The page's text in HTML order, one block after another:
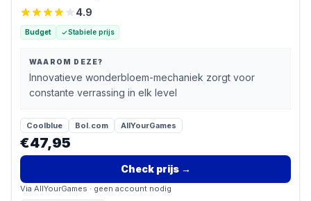
4.9
Budget Stabiele prijs
WAAROM DEZE?
Innovatieve wonderbloem-mechaniek zorgt voor
constante verrassing in elk level
Coolblue Bol.com AllYourGames
€47,95
Check prijs→
Via AllYourGames · geen account nodig